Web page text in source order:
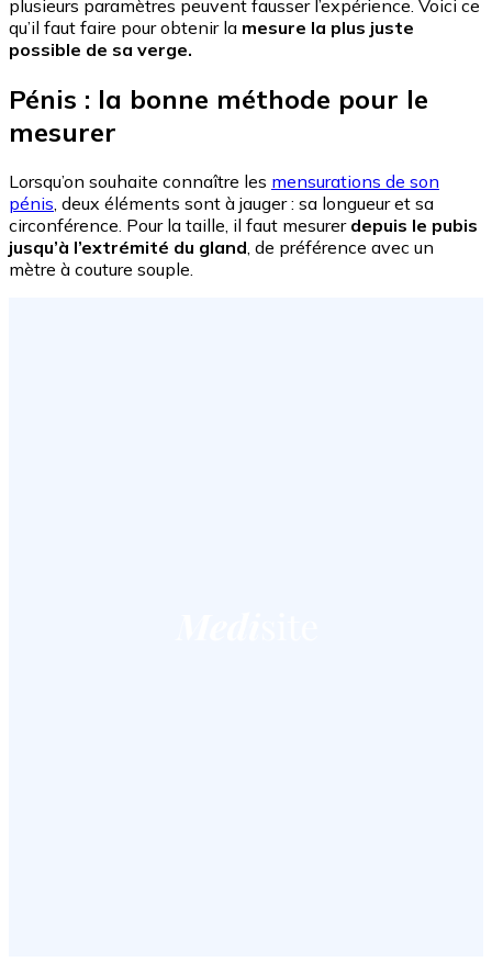
plusieurs paramètres peuvent fausser l’expérience. Voici ce
qu’il faut faire pour obtenir la mesure la plus juste
possible de sa verge.
Pénis : la bonne méthode pour le
mesurer
Lorsqu’on souhaite connaître les mensurations de son
pénis, deux éléments sont à jauger : sa longueur et sa
circonférence. Pour la taille, il faut mesurer depuis le pubis
jusqu’à l’extrémité du gland, de préférence avec un
mètre à couture souple.